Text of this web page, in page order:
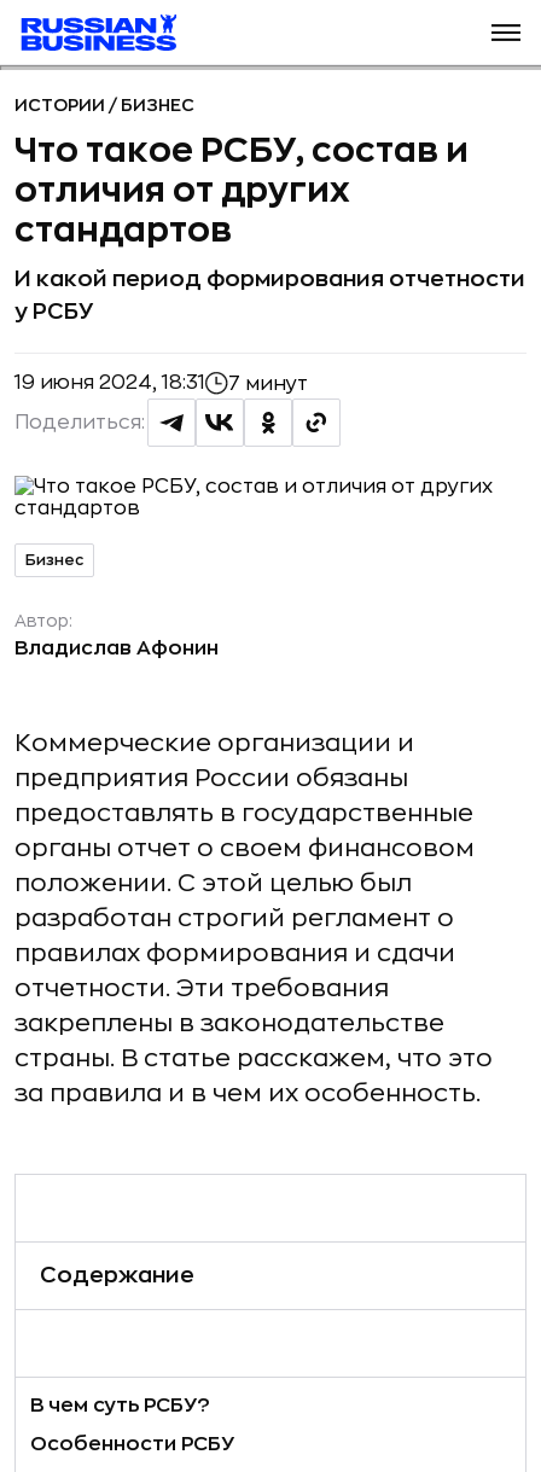
ИСТОРИИ / БИЗНЕС
Что такое РСБУ, состав и
отличия от других
стандартов
И какой период формирования отчетности
у РСБУ
19 июня 2024, 18:31 7 минут
Поделиться:
Бизнес
Автор:
Владислав Афонин
Коммерческие организации и
предприятия России обязаны
предоставлять в государственные
органы отчет о своем финансовом
положении. С этой целью был
разработан строгий регламент о
правилах формирования и сдачи
отчетности. Эти требования
закреплены в законодательстве
страны. В статье расскажем, что это
за правила и в чем их особенность.
Содержание
В чем суть РСБУ?
Особенности РСБУ